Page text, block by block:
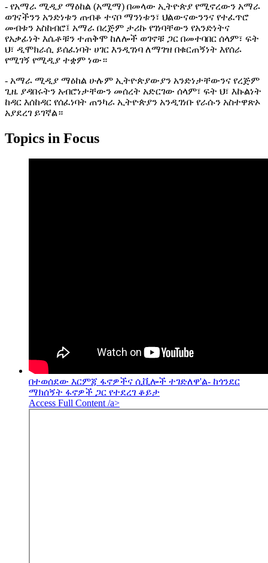
- የአማራ ሚዲያ ማዕከል (አሚማ) በመላው ኢትዮጵያ የሚኖረውን አማራ
ወገናችንን አንድነቱን ጠብቆ ተናቦ ማንነቱን፣ ህልውናውንንና የተፈጥሮ
መብቱን አስከብሮ፤ አማራ በረጅም ታሪኩ የገነባቸውን የአንድነትና
የአቃፊነት እሴቶቹን ተጠቅሞ ከለሎች ወገኖቹ ጋር በመተባበር ሰላም፣ ፍት
ህ፣ ዲሞክራሲ ይሰፈነባት ሀገር እንዲገነባ ለማገዝ በቁርጠኝነት እየሰራ
የሚገኝ የሚዲያ ተቋም ነው።
- አማራ ሚዲያ ማዕከል ሁሉም ኢትዮጵያውያን አንድነታቸውንና የረጅም
ጊዜ ያዳበሩትን አብሮነታቸውን መሰረት አድርገው ሰላም፣ ፍት ህ፣ እኩልነት
ከዳር እሰከዳር የሰፈነባት ጠንካራ ኢትዮጵያን አንዲገነቡ የራሱን አስተዋጽኦ
አያደረገ ይገኛል።
Topics in Focus
በተወሰደው እርምጃ ፋኖዎችና ሲቪሎች ተገድለዋ'ል- ከጎንደር
ማክሰኝት ፋኖዎች ጋር የተደረገ ቆይታ
Access Full Content /a>